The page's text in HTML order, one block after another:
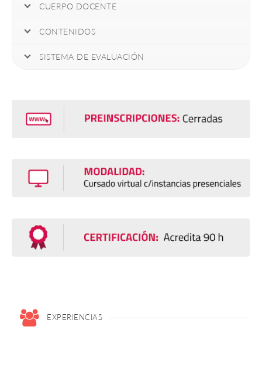
CUERPO DOCENTE
CONTENIDOS
SISTEMA DE EVALUACIÓN
EXPERIENCIAS